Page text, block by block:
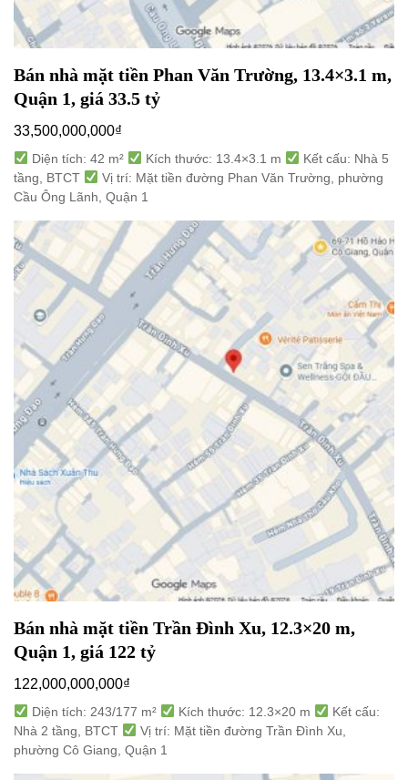
Bán nhà mặt tiền Phan Văn Trường, 13.4×3.1 m,
Quận 1, giá 33.5 tỷ
33,500,000,000₫
Diện tích: 42 m² Kích thước: 13.4×3.1 m
Kết cấu: Nhà 5
tầng, BTCT
Vị trí: Mặt tiền đường Phan Văn Trường, phường
Cầu Ông Lãnh, Quận 1
Bán nhà mặt tiền Trần Đình Xu, 12.3×20 m,
Quận 1, giá 122 tỷ
122,000,000,000₫
Diện tích: 243/177 m² Kích thước: 12.3×20 m
Kết cấu:
Nhà 2 tầng, BTCT
Vị trí: Mặt tiền đường Trần Đình Xu,
phường Cô Giang, Quận 1